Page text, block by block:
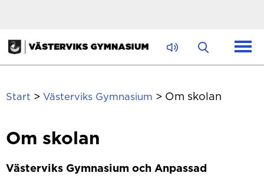
Start > Västerviks Gymnasium > Om skolan
Om skolan
Västerviks Gymnasium och Anpassad